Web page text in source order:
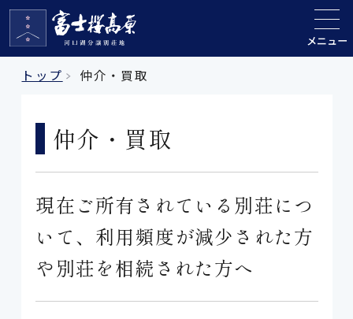
メニュー
トップ 仲介・買取
仲介・買取
現在ご所有されている別荘につ
いて、利用頻度が減少された方
や別荘を相続された方へ